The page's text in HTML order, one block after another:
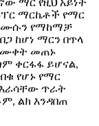
ማር የዚህ አይነት
ማርኬቶች የማር
የማከማቻ
ከሆነ ማርን በጥላ
መጠኑ
ቀርፋፋ ይሆናል,
የሆኑ የማር
ጥራት
ልክ እንዳበጠ